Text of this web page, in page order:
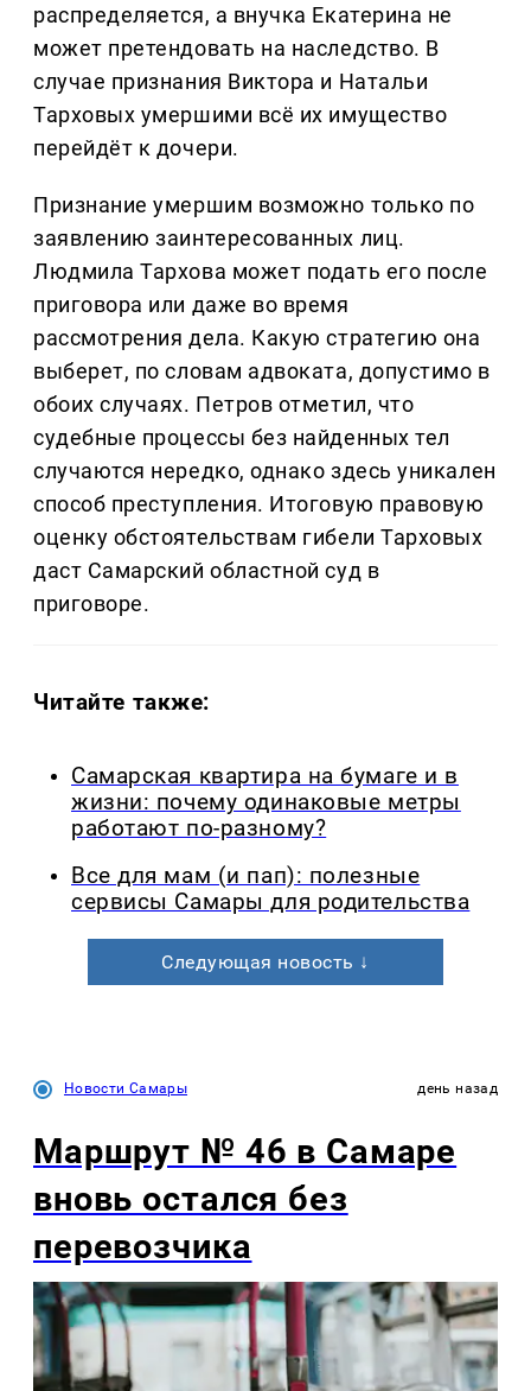
распределяется, а внучка Екатерина не
может претендовать на наследство. В
случае признания Виктора и Натальи
Тарховых умершими всё их имущество
перейдёт к дочери.
Признание умершим возможно только по
заявлению заинтересованных лиц.
Людмила Тархова может подать его после
приговора или даже во время
рассмотрения дела. Какую стратегию она
выберет, по словам адвоката, допустимо в
обоих случаях. Петров отметил, что
судебные процессы без найденных тел
случаются нередко, однако здесь уникален
способ преступления. Итоговую правовую
оценку обстоятельствам гибели Тарховых
даст Самарский областной суд в
приговоре.
Читайте также:
Самарская квартира на бумаге и в
жизни: почему одинаковые метры
работают по-разному?
Все для мам (и пап): полезные
сервисы Самары для родительства
Следующая новость ↓
Новости Самары день назад
Маршрут № 46 в Самаре
вновь остался без
перевозчика